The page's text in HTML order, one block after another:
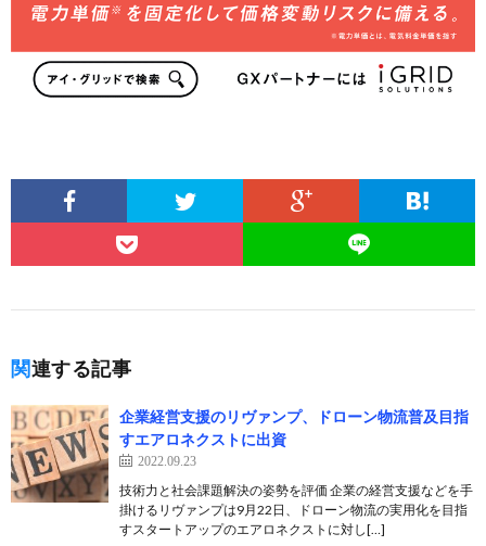
関連する記事
企業経営支援のリヴァンプ、ドローン物流普及目指
すエアロネクストに出資
2022.09.23
技術力と社会課題解決の姿勢を評価 企業の経営支援などを手
掛けるリヴァンプは9月22日、ドローン物流の実用化を目指
すスタートアップのエアロネクストに対し[…]